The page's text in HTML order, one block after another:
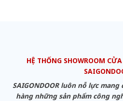
HỆ THỐNG SHOWROOM
SAIGONDOOR luôn nỗ lực
hàng những sản phẩm công